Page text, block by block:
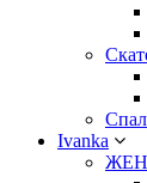
Ivanka